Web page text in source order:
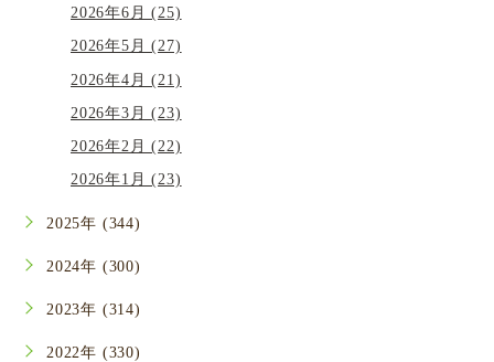
2026年6月 (25)
2026年5月 (27)
2026年4月 (21)
2026年3月 (23)
2026年2月 (22)
2026年1月 (23)
2025年 (344)
2024年 (300)
2023年 (314)
2022年 (330)